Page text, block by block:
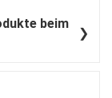
beim
❯